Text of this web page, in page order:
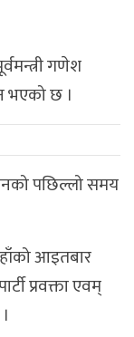
गणेश
भएको छ ।
पछिल्लो समय
आइतबार
प्रवक्ता एवम्